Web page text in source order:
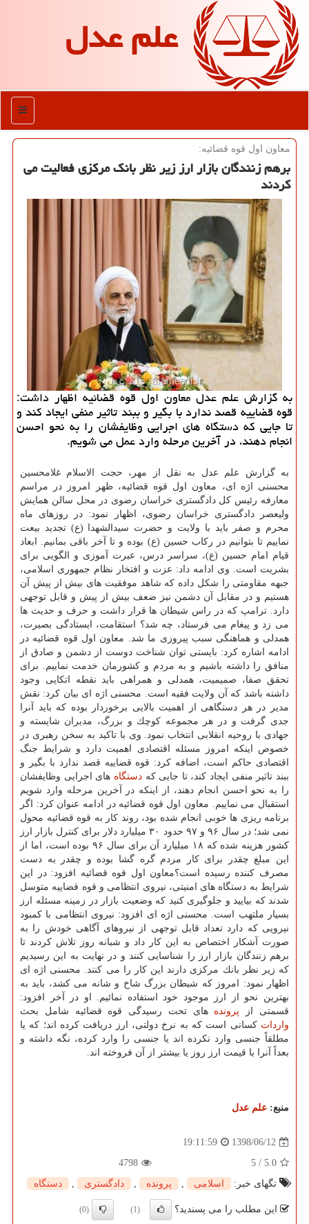
علم عدل
منو
معاون اول قوه قضائیه:
برهم زنندگان بازار ارز زیر نظر بانك مركزی فعالیت می
كردند
به گزارش علم عدل معاون اول قوه قضائیه اظهار داشت:
قوه قضاییه قصد ندارد با بگیر و ببند تاثیر منفی ایجاد كند و
تا جایی كه دستگاه های اجرایی وظایفشان را به نحو احسن
انجام دهند، در آخرین مرحله وارد عمل می شویم.
به گزارش علم عدل به نقل از مهر، حجت الاسلام غلامحسین
محسنی اژه ای، معاون اول قوه قضائیه، ظهر امروز در مراسم
معارفه رئیس كل دادگستری خراسان رضوی در محل سالن همایش
ولیعصر دادگستری خراسان رضوی، اظهار نمود: در روزهای ماه
محرم و صفر باید با ولایت و حضرت سیدالشهدا (ع) تجدید بیعت
نماییم تا بتوانیم در ركاب حسین (ع) بوده و تا آخر باقی بمانیم. ابعاد
قیام امام حسین (ع)، سراسر درس، عبرت آموزی و الگویی برای
بشریت است. وی ادامه داد: عزت و افتخار نظام جمهوری اسلامی،
جبهه مقاومتی را شكل داده كه شاهد موفقیت های بیش از پیش آن
هستیم و در مقابل آن دشمن نیز ضعف بیش از پیش و قابل توجهی
دارد. ترامپ كه در راس شیطان ها قرار داشت و حرف و حدیث ها
می زد و پیغام می فرستاد، چه شد؟ استقامت، ایستادگی بصیرت،
همدلی و هماهنگی سبب پیروزی ما شد. معاون اول قوه قضائیه در
ادامه اشاره كرد: بایستی توان شناخت دوست از دشمن و صادق از
منافق را داشته باشیم و به مردم و كشورمان خدمت نماییم. برای
تحقق صفا، صمیمیت، همدلی و همراهی باید نقطه اتكایی وجود
داشته باشد كه آن ولایت فقیه است. محسنی اژه ای بیان كرد: نقش
مدیر در هر دستگاهی از اهمیت بالایی برخوردار بوده كه باید آنرا
جدی گرفت و در هر مجموعه كوچك و بزرگ، مدیران شایسته و
جهادی با روحیه انقلابی انتخاب نمود. وی با تاكید به سخن رهبری در
خصوص اینكه امروز مسئله اقتصادی اهمیت دارد و شرایط جنگ
اقتصادی حاكم است، اضافه كرد: قوه قضاییه قصد ندارد با بگیر و
ببند تاثیر منفی ایجاد كند، تا جایی كهدستگاه های اجرایی وظایفشان
را به نحو احسن انجام دهند، از اینكه در آخرین مرحله وارد شویم
استقبال می نماییم. معاون اول قوه قضائیه در ادامه عنوان كرد: اگر
برنامه ریزی ها خوبی انجام شده بود، روند كار به قوه قضائیه محول
نمی شد؛ در سال ۹۶ و ۹۷ حدود ۳۰ میلیارد دلار برای كنترل بازار ارز
كشور هزینه شده كه ۱۸ میلیارد آن برای سال ۹۶ بوده است، اما از
این مبلغ چقدر برای كار مردم گره گشا بوده و چقدر به دست
مصرف كننده رسیده است؟معاون اول قوه قضائیه افزود: در این
شرایط به دستگاه های امنیتی، نیروی انتظامی و قوه قضاییه متوسل
شدند كه بیایید و جلوگیری كنید كه وضعیت بازار در زمینه مسئله ارز
بسیار ملتهب است. محسنی اژه ای افزود: نیروی انتظامی با كمبود
نیرویی كه دارد تعداد قابل توجهی از نیروهای آگاهی خودش را به
صورت آشكار اختصاص به این كار داد و شبانه روز تلاش كردند تا
برهم زنندگان بازار ارز را شناسایی كنند و در نهایت به این رسیدیم
كه زیر نظر بانك مركزی دارند این كار را می كنند. محسنی اژه ای
اظهار نمود: امروز كه شیطان بزرگ شاخ و شانه می كشد، باید به
بهترین نحو از ارز موجود خود استفاده نمائیم. او در آخر افزود:
قسمتی از پرونده های تحت رسیدگی قوه قضائیه شامل بحث
واردات كسانی است كه به نرخ دولتی، ارز دریافت كرده اند؛ كه یا
مطلقاً جنسی وارد نكرده اند یا جنسی را وارد كرده، نگه داشته و
بعداً آنرا با قیمت ارز روز یا بیشتر از آن فروخته اند.
منبع: علم عدل
1398/06/12
19:11:59
5.0
/
5
4798
تگهای خبر:
اسلامی , پرونده , دادگستری , دستگاه
این مطلب را می پسندید؟ (1)
(0)